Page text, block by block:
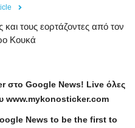
τους εορτάζοντες από τον
Κουκά
στο Google News! Liveόλες
www.mykonosticker.com
News to be the first to